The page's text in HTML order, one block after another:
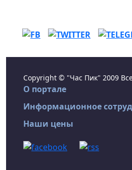
Copyright © "Час Пик" 2009
О портале
Информационное
Наши цены